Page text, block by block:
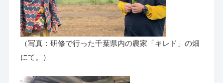
（写真：研修で行った千葉県内の農家「キレド」の畑
にて。）